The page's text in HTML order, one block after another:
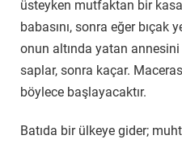
üsteyken mutfaktan bir
babasını, sonra eğer bıçak
onun altında yatan annesini
saplar, sonra kaçar.
böylece başlayacaktır.
Batıda bir ülkeye gider;